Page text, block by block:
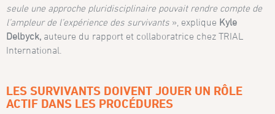
seule une approche pluridisciplinaire pouvait rendre compte de
l’ampleur de l’expérience des survivants », explique Kyle
Delbyck, auteure du rapport et collaboratrice chez TRIAL
International.
LES SURVIVANTS DOIVENT JOUER UN RÔLE
ACTIF DANS LES PROCÉDURES